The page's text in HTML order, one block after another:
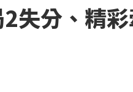
2失分、精